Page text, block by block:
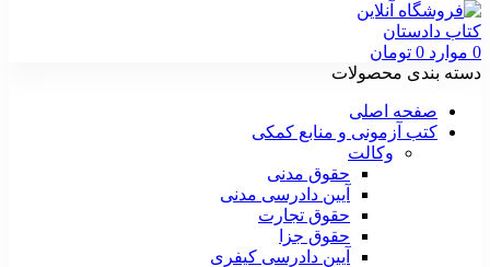
0 موارد 0 تومان
دسته بندی محصولات
صفحه اصلی
کتب آزمونی و منابع کمکی
وکالت
حقوق مدنی
آیین دادرسی مدنی
حقوق تجارت
حقوق جزا
آیین دادرسی کیفری